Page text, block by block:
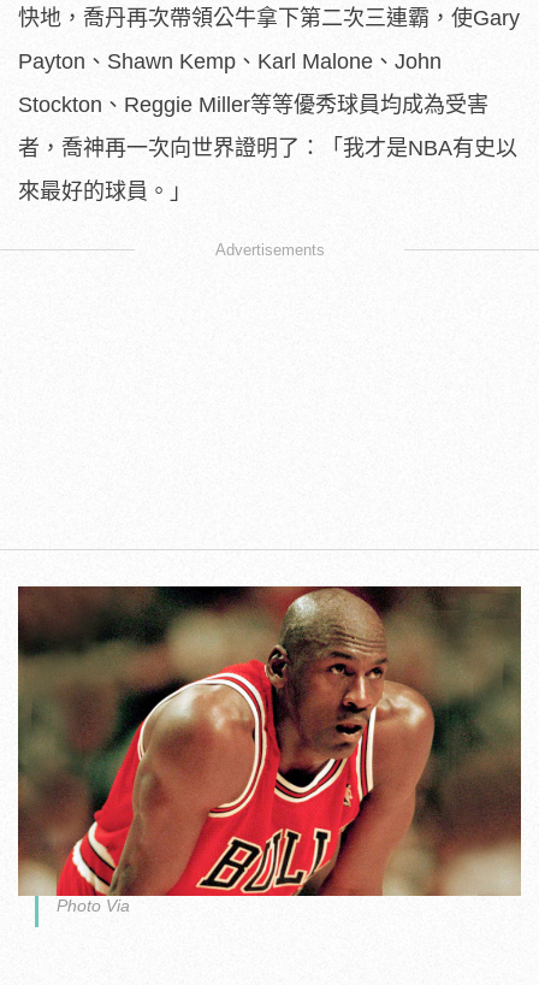
快地，喬丹再次帶領公牛拿下第二次三連霸，使Gary
Payton、Shawn Kemp、Karl Malone、John
Stockton、Reggie Miller等等優秀球員均成為受害
者，喬神再一次向世界證明了：「我才是NBA有史以
來最好的球員。」
Advertisements
Photo Via